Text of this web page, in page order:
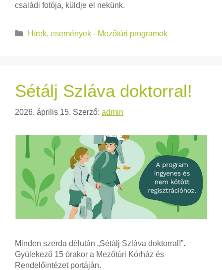
családi fotója, küldje el nekünk.
Hírek, események - Mezőtúri programok
Sétálj Szláva doktorral!
2026. április 15. Szerző: admin
Minden szerda délután „Sétálj Szláva doktorral!”.
Gyülekező 15 órakor a Mezőtúri Kórház és
Rendelőintézet portáján.